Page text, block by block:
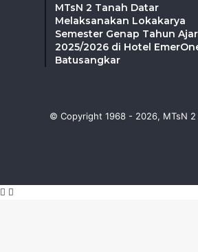
MTsN 2 Tanah Datar
Melaksanakan Lokakarya
Semester Genap Tahun
2025/2026 di Hotel
Batusangkar
© Copyright 1968 - 2026, MTsN 2
Facebook